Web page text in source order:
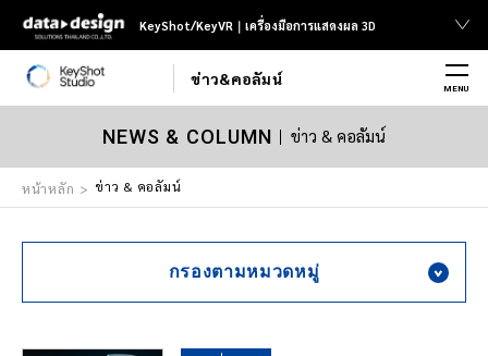
KeyShot/KeyVR｜เครื่องมือการแสดงผล 3D
ข่าว&คอลัมน์
MENU
NEWS & COLUMN ข่าว & คอลัมน์
หน้าหลัก ข่าว & คอลัมน์
กรองตามหมวดหมู่